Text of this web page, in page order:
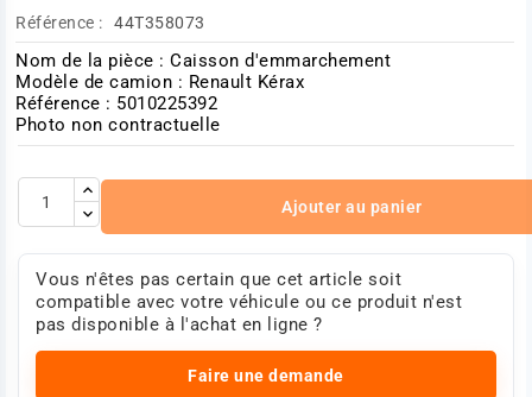
Référence : 44T358073
Nom de la pièce : Caisson d'emmarchement
Modèle de camion : Renault Kérax
Référence : 5010225392
Photo non contractuelle
Ajouter au panier
Vous n'êtes pas certain que cet article soit
compatible avec votre véhicule ou ce produit n'est
pas disponible à l'achat en ligne ?
Faire une demande